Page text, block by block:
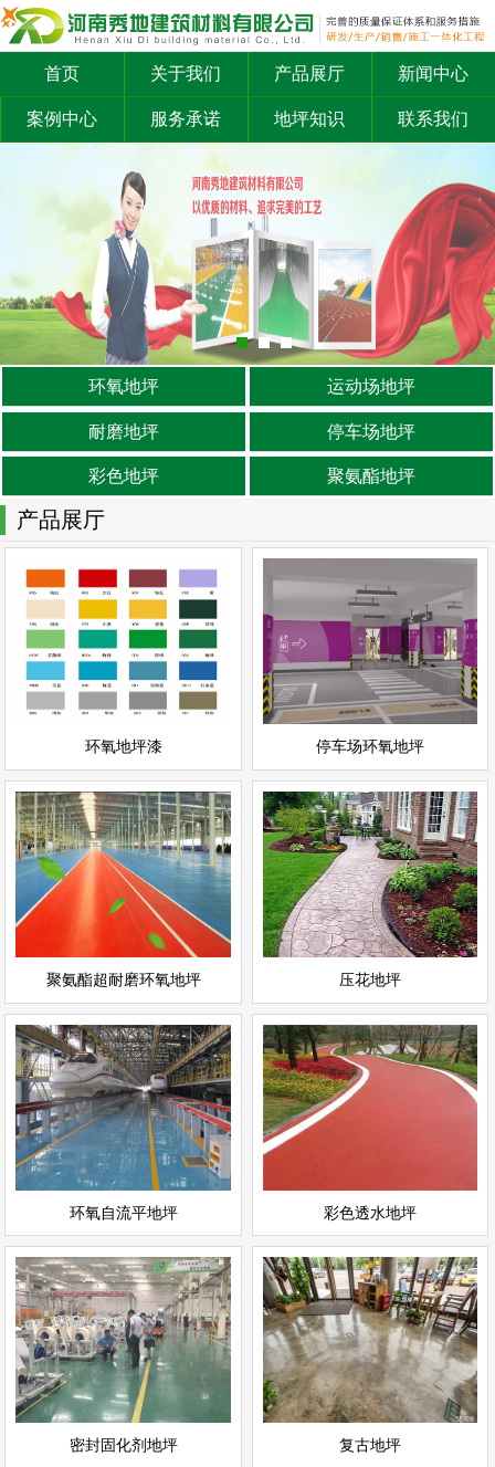
首页 关于我们 产品展厅 新闻中心
案例中心 服务承诺 地坪知识 联系我们
环氧地坪 运动场地坪
耐磨地坪 停车场地坪
彩色地坪 聚氨酯地坪
产品展厅
环氧地坪漆
环氧地坪漆
环氧地坪
立即询问
停车场环氧地坪
停车场环氧地坪
停车场地坪
查看详情
立即询问
聚氨酯超耐磨环氧地坪
聚氨酯超耐磨环氧地坪
聚氨酯地坪
立即询问
压花地坪
压花地坪
彩色地坪
查看详情
立即询问
环氧自流平地坪
环氧自流平地坪
环氧地坪
立即询问
彩色透水地坪
彩色透水地坪
运动场地坪
查看详情
立即询问
密封固化剂地坪
密封固化剂地坪
耐磨地坪
立即询问
复古地坪
复古地坪
环氧地坪
查看详情
立即询问